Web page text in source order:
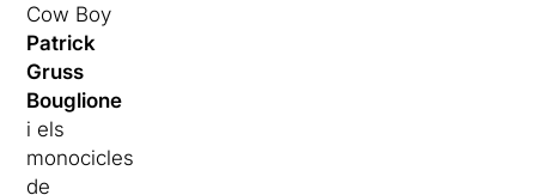
Cow Boy
Patrick
Gruss
Bouglione
i els
monocicles
de